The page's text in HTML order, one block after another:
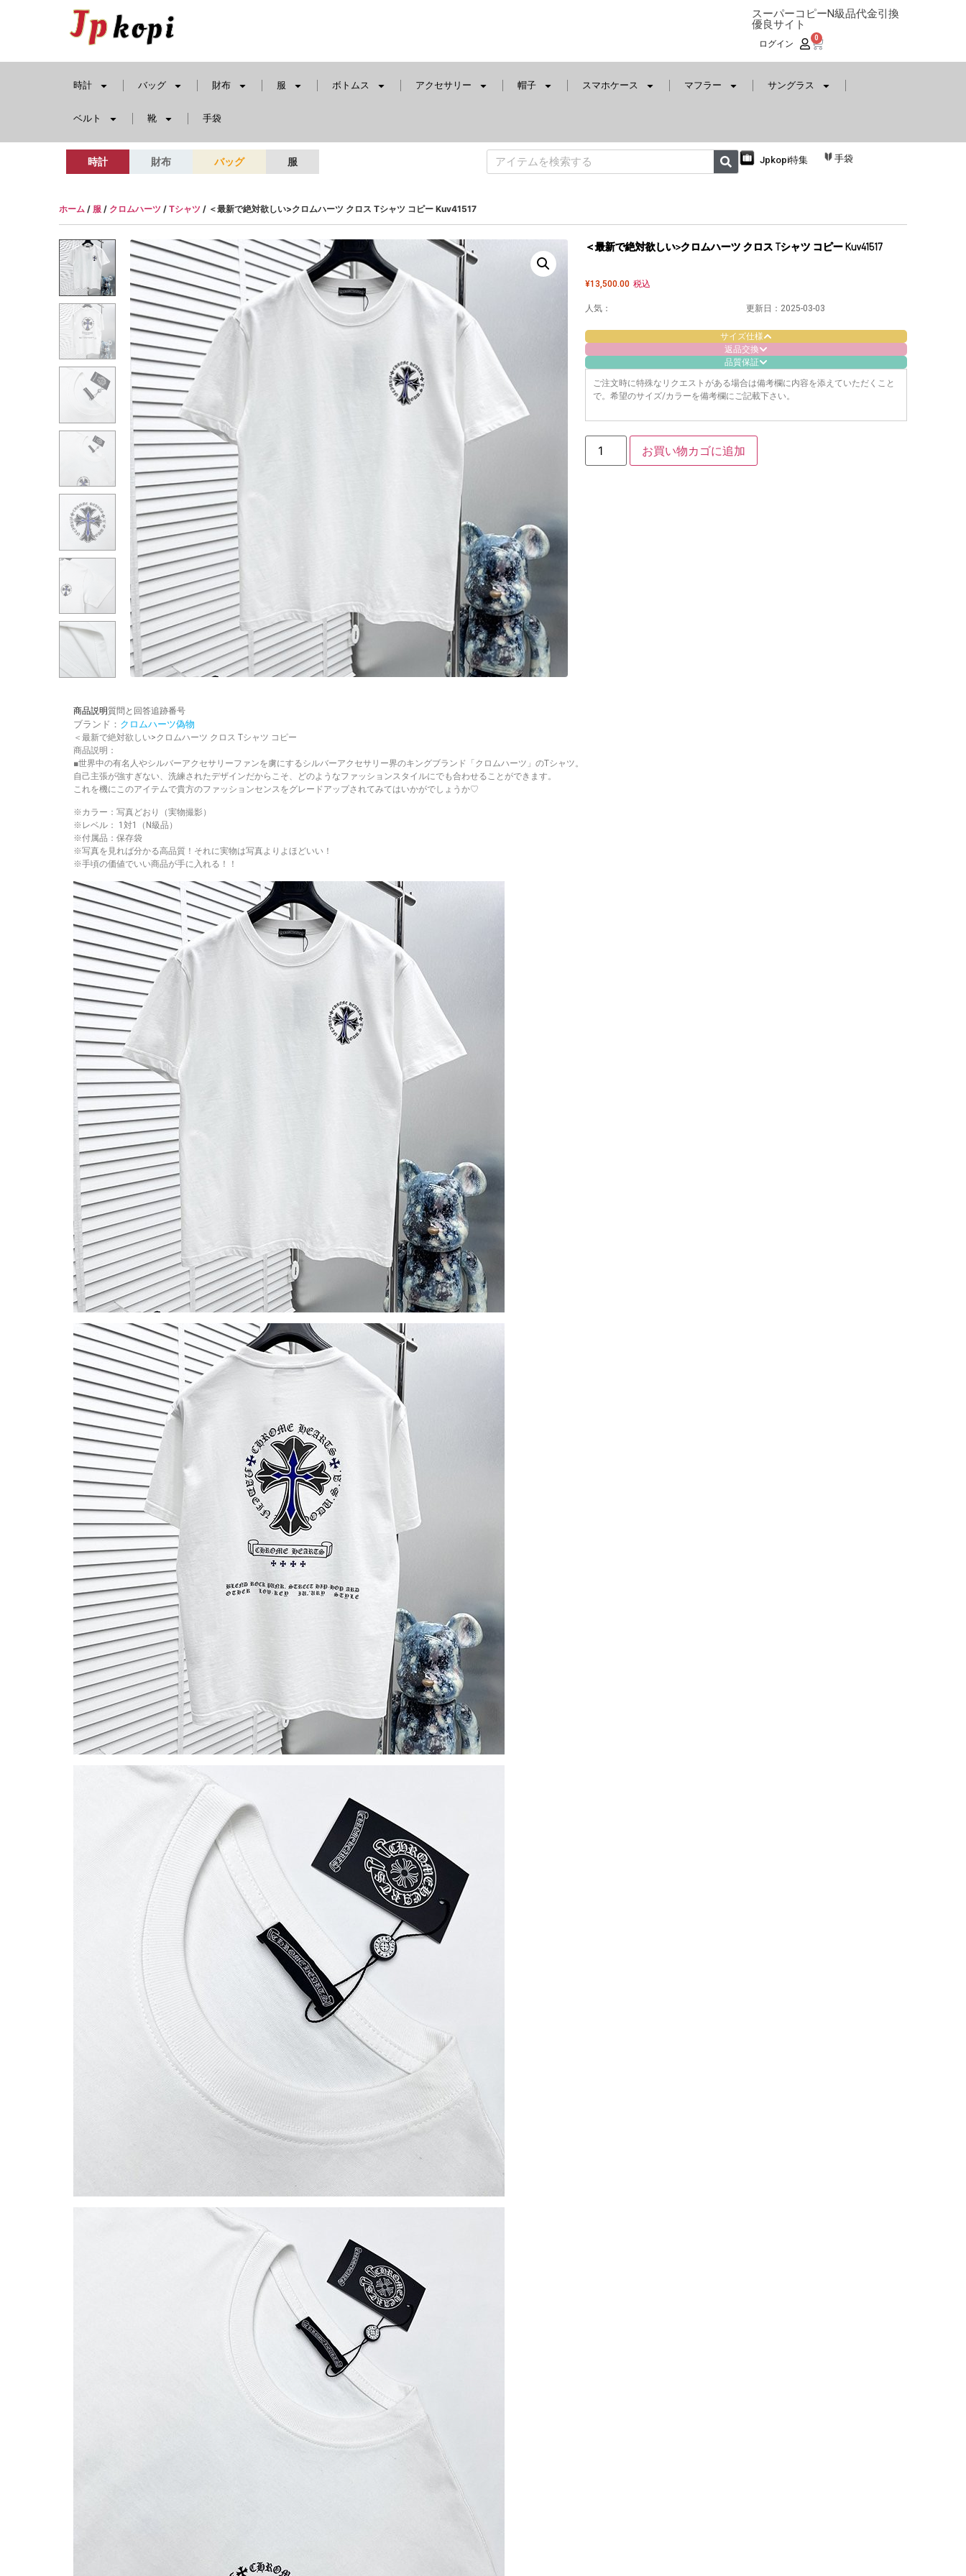
スーパーコピーN級品代金引換
優良サイト
ログイン
0
時計 バッグ 財布 服 ボトムス アクセサリー 帽子 スマホケース マフラー サングラス
ベルト 靴 手袋
時計 財布 バッグ 服 Jpkopi特集 手袋
ホーム / 服 / クロムハーツ / Tシャツ / ＜最新で絶対欲しい>クロムハーツ クロス Tシャツ コピー Kuv41517
＜最新で絶対欲しい>クロムハーツ クロス Tシャツ コピー Kuv41517
¥13,500.00 税込
人気： 更新日： 2025-03-03
サイズ仕様
返品交換
品質保証
ご注文時に特殊なリクエストがある場合は備考欄に内容を添えていただくこと
で。希望のサイズ/カラーを備考欄にご記載下さい。
お買い物カゴに追加
商品説明質問と回答追跡番号
ブランド： クロムハーツ偽物
＜最新で絶対欲しい>クロムハーツ クロス Tシャツ コピー
商品説明：
■世界中の有名人やシルバーアクセサリーファンを虜にするシルバーアクセサリー界のキングブランド「クロムハーツ」のTシャツ。
自己主張が強すぎない、洗練されたデザインだからこそ、どのようなファッションスタイルにでも合わせることができます。
これを機にこのアイテムで貴方のファッションセンスをグレードアップされてみてはいかがでしょうか♡
※カラー：写真どおり（実物撮影）
※レベル： 1対1（N級品）
※付属品：保存袋
※写真を見れば分かる高品質！それに実物は写真よりよほどいい！
※手頃の価値でいい商品が手に入れる！！